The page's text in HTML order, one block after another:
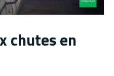
chutes en